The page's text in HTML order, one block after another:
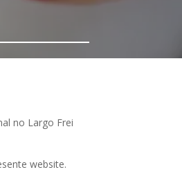
no Largo Frei
website.